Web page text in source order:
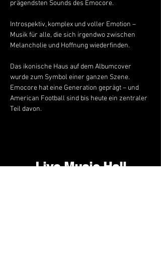
prägendsten Sounds des Emocore.
Introspektiv, komplex und voller Emotion –
Musik für alle, die sich irgendwo zwischen
Melancholie und Hoffnung wiederfinden.
Das ikonische Haus auf dem Albumcover
wurde zum Symbol einer ganzen Szene.
Emocore hat eine Generation geprägt – und
American Football sind bis heute ein zentraler
Teil davon.
Live Music Hall